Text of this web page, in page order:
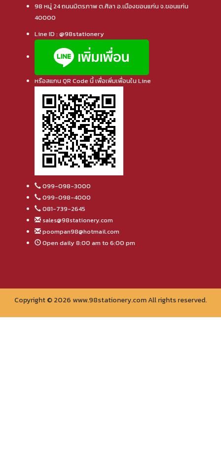
98 หมู่ 24 ถนนมิตรภาพ ต.ศิลา อ.เมืองขอนแก่น จ.ขอนแก่น
40000
Line ID : @98stationery
หรือสแกน QR Code นี้ เพื่อเพิ่มเพื่อนใน Line
099-098-3000
099-098-4000
081-739-2645
sales@98stationery.com
poompan98@hotmail.com
Open daily 8:00 am to 6:00 pm
Copyright © 2026 www.98stationery.com All rights reserved.